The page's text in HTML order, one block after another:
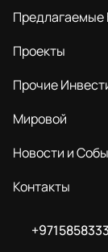
Предлагаемые
Проекты
Прочие
Мировой
Новости и
Контакты